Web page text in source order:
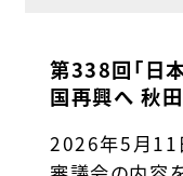
第338回「日
国再興へ 秋
2026年5月11